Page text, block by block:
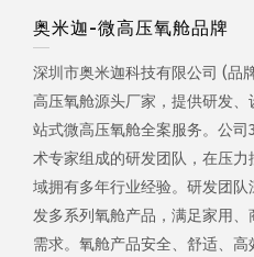
奥米迦-微高压氧舱品牌
深圳市奥米迦科技有限公司 (品
高压氧舱源头厂家，提供研发
站式微高压氧舱全案服务。公
术专家组成的研发团队，在压
域拥有多年行业经验。研发团
发多系列氧舱产品，满足家用
需求。氧舱产品安全、舒适、高